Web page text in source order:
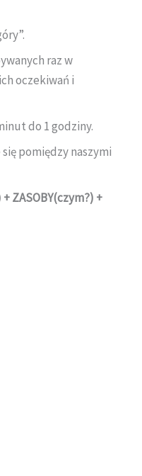
raz w
oczekiwań i
do 1 godziny.
pomiędzy naszymi
ZASOBY(czym?) +